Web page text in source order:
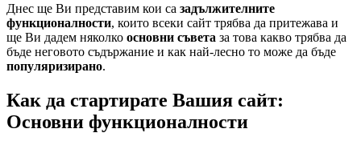
Днес ще Ви представим кои са задължителните
функционалности, които всеки сайт трябва да притежава и
ще Ви дадем няколко основни съвета за това какво трябва да
бъде неговото съдържание и как най-лесно то може да бъде
популяризирано.
Как да стартирате Вашия сайт:
Основни функционалности